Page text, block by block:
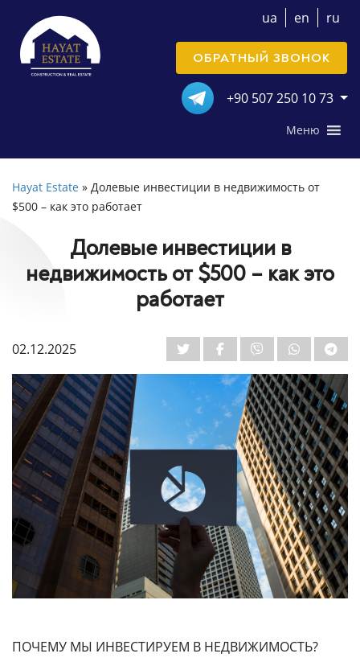
ua en ru
+90 507 250 10 73
ОБРАТНЫЙ ЗВОНОК
Меню
Hayat Estate » Долевые инвестиции в недвижимость от
$500 – как это работает
Долевые инвестиции в
недвижимость от $500 – как это
работает
02.12.2025
ПОЧЕМУ МЫ ИНВЕСТИРУЕМ В НЕДВИЖИМОСТЬ?